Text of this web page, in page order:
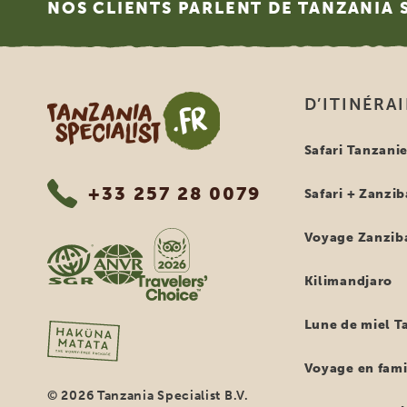
NOS CLIENTS PARLENT DE TANZANIA
Tanzania Specialist
+33 257 28 0079
© 2026 Tanzania Specialist B.V.
Safari Tanzanie
Safari +
Voyage
Kilimandjaro
Lune de miel
Voyage en